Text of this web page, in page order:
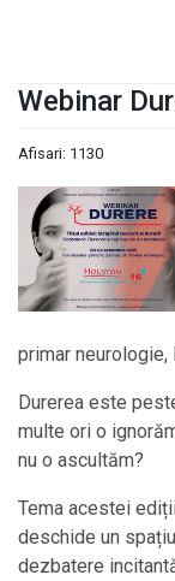
Webinar
Afisari: 1130
primar neurologie,
Durerea este
multe ori o
nu o ascultăm?
Tema acestei
deschide un
dezbatere